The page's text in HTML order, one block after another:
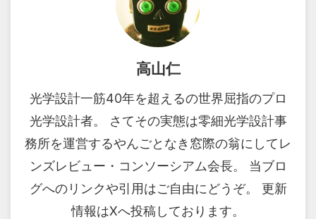
高山仁
光学設計一筋40年を超えるの世界屈指のプロ
光学設計者。 さてその実態は零細光学設計事
務所を運営するやんごとなき窓際の翁にしてレ
ンズレビュー・コンソーシアム会長。 当ブロ
グへのリンクや引用はご自由にどうぞ。 更新
情報はXへ投稿しております。